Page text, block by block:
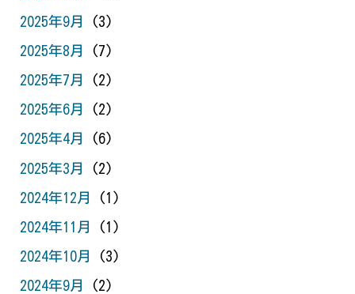
2025年9月 (3)
2025年8月 (7)
2025年7月 (2)
2025年6月 (2)
2025年4月 (6)
2025年3月 (2)
2024年12月 (1)
2024年11月 (1)
2024年10月 (3)
2024年9月 (2)